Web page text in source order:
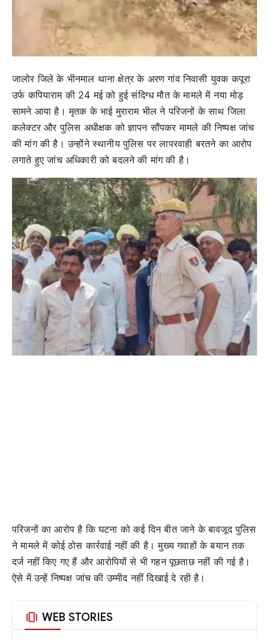
जालोर जिले के भीनमाल थाना क्षेत्र के अरण गांव निवासी युवक कपूरा
उर्फ कपियाराम की 24 मई को हुई संदिग्ध मौत के मामले में नया मोड़
सामने आया है। मृतक के भाई मुराराम भील ने परिजनों के साथ जिला
कलेक्टर और पुलिस अधीक्षक को ज्ञापन सौंपकर मामले की निष्पक्ष जांच
की मांग की है। उन्होंने स्थानीय पुलिस पर लापरवाही बरतने का आरोप
लगाते हुए जांच अधिकारी को बदलने की मांग की है।
परिजनों का आरोप है कि घटना को कई दिन बीत जाने के बावजूद पुलिस
ने मामले में कोई ठोस कार्रवाई नहीं की है। मुख्य गवाहों के बयान तक
दर्ज नहीं किए गए हैं और आरोपियों से भी गहन पूछताछ नहीं की गई है।
ऐसे में उन्हें निष्पक्ष जांच की उम्मीद नहीं दिखाई दे रही है।
amp_stories WEB STORIES